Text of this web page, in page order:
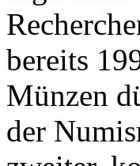
bereits
Münzen
der